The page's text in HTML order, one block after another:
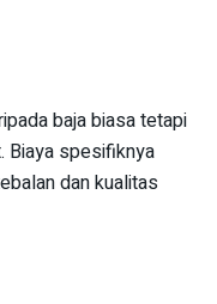
baja biasa tetapi
Biaya spesifiknya
dan kualitas